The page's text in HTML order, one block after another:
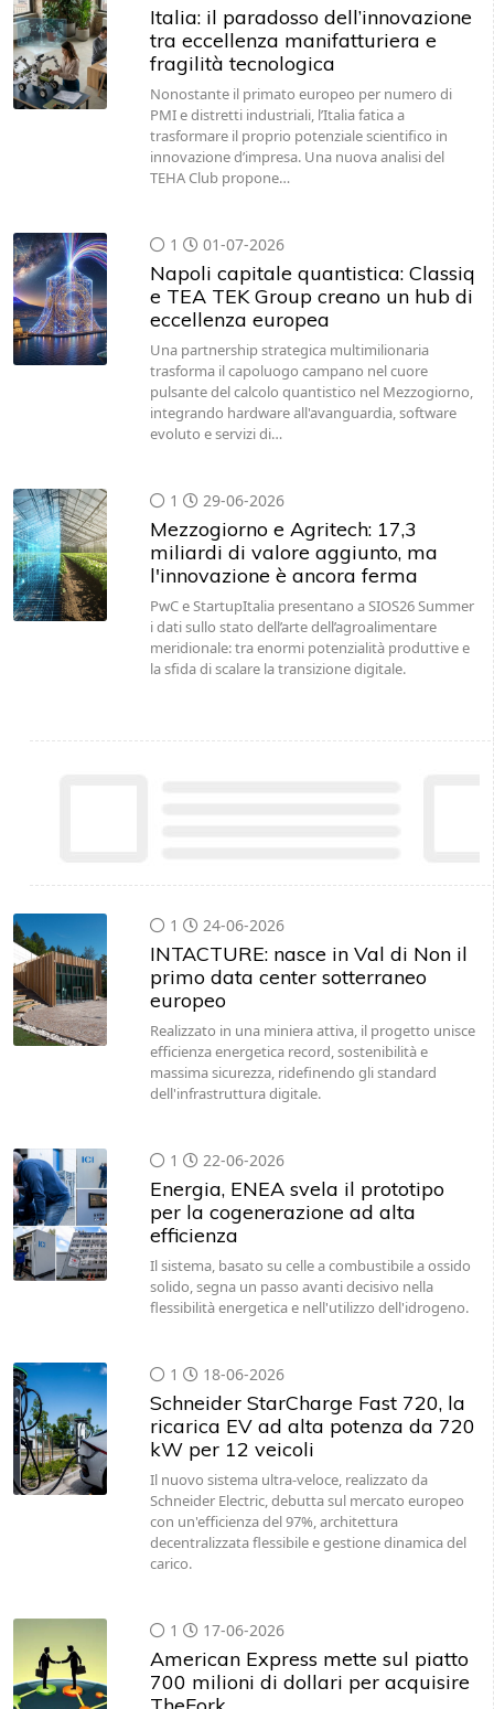
Italia: il paradosso dell’innovazione
tra eccellenza manifatturiera e
fragilità tecnologica
Nonostante il primato europeo per numero di
PMI e distretti industriali, l’Italia fatica a
trasformare il proprio potenziale scientifico in
innovazione d’impresa. Una nuova analisi del
TEHA Club propone…
1 01-07-2026
Napoli capitale quantistica: Classiq
e TEA TEK Group creano un hub di
eccellenza europea
Una partnership strategica multimilionaria
trasforma il capoluogo campano nel cuore
pulsante del calcolo quantistico nel Mezzogiorno,
integrando hardware all'avanguardia, software
evoluto e servizi di…
1 29-06-2026
Mezzogiorno e Agritech: 17,3
miliardi di valore aggiunto, ma
l'innovazione è ancora ferma
PwC e StartupItalia presentano a SIOS26 Summer
i dati sullo stato dell’arte dell’agroalimentare
meridionale: tra enormi potenzialità produttive e
la sfida di scalare la transizione digitale.
1 24-06-2026
INTACTURE: nasce in Val di Non il
primo data center sotterraneo
europeo
Realizzato in una miniera attiva, il progetto unisce
efficienza energetica record, sostenibilità e
massima sicurezza, ridefinendo gli standard
dell'infrastruttura digitale.
1 22-06-2026
Energia, ENEA svela il prototipo
per la cogenerazione ad alta
efficienza
Il sistema, basato su celle a combustibile a ossido
solido, segna un passo avanti decisivo nella
flessibilità energetica e nell'utilizzo dell'idrogeno.
1 18-06-2026
Schneider StarCharge Fast 720, la
ricarica EV ad alta potenza da 720
kW per 12 veicoli
Il nuovo sistema ultra-veloce, realizzato da
Schneider Electric, debutta sul mercato europeo
con un'efficienza del 97%, architettura
decentralizzata flessibile e gestione dinamica del
carico.
1 17-06-2026
American Express mette sul piatto
700 milioni di dollari per acquisire